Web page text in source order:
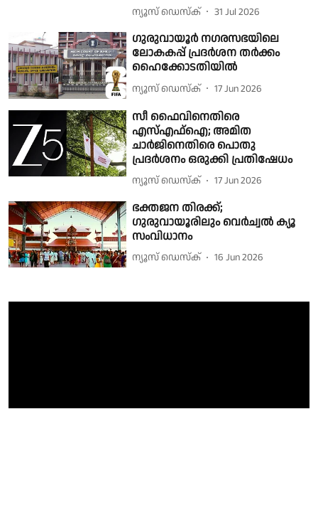
ന്യൂസ് ഡെസ്ക് 31 Jul 2026
ഗുരുവായൂർ നഗരസഭയിലെ
ലോകകപ്പ് പ്രദർശന തര്‍ക്കം
ഹൈക്കോടതിയിൽ
ന്യൂസ് ഡെസ്ക് 17 Jun 2026
സീ ഫൈവിനെതിരെ
എസ്എഫ്ഐ; അമിത
ചാർജിനെതിരെ പൊതു
പ്രദർശനം ഒരുക്കി പ്രതിഷേധം
ന്യൂസ് ഡെസ്ക് 17 Jun 2026
ഭക്തജന തിരക്ക്;
ഗുരുവായൂരിലും വെർച്വൽ ക്യൂ
സംവിധാനം
ന്യൂസ് ഡെസ്ക് 16 Jun 2026